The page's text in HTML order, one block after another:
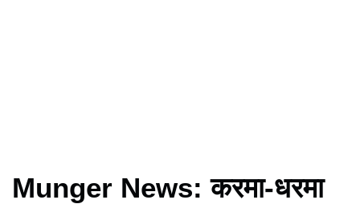
Munger News: करमा-धरमा